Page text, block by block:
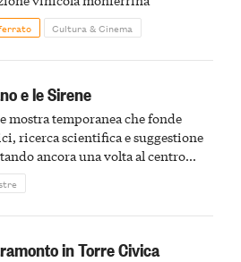
Cultura & Cinema
e le Sirene
mostra temporanea che fonde
ricerca scientifica e suggestione
ancora una volta al centro
meraviglie del passato astigiano
in Torre Civica